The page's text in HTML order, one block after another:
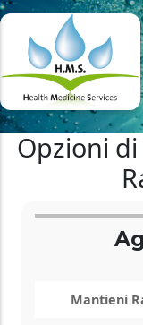
Opzioni
Mantieni